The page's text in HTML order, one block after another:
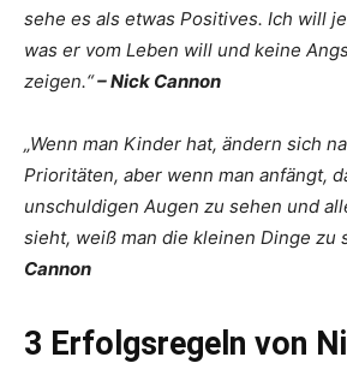
sehe es als etwas Positives. Ich will
was er vom Leben will und keine
zeigen.“– Nick Cannon
„Wenn man Kinder hat, ändern sich
Prioritäten, aber wenn man anfängt,
unschuldigen Augen zu sehen und
sieht, weiß man die kleinen Dinge zu
Cannon
3 Erfolgsregeln von